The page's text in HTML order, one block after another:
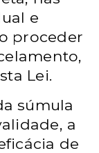
e
proceder
Lei.
súmula
a
de